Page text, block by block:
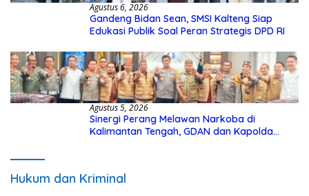
Agustus 6, 2026
Gandeng Bidan Sean, SMSI Kalteng Siap
Edukasi Publik Soal Peran Strategis DPD RI
Agustus 5, 2026
Sinergi Perang Melawan Narkoba di
Kalimantan Tengah, GDAN dan Kapolda
Hukum dan Kriminal